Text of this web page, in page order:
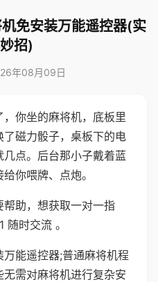
免安装万能遥控器(实
招)
年08月09日
你坐的麻将机，底板里
磁力骰子，桌板下的电
点。后台那小子戴着蓝
你喂牌、点炮。
助，想获取一对一指
时交流 。
能遥控器;普通麻将机程
需对麻将机进行复杂安